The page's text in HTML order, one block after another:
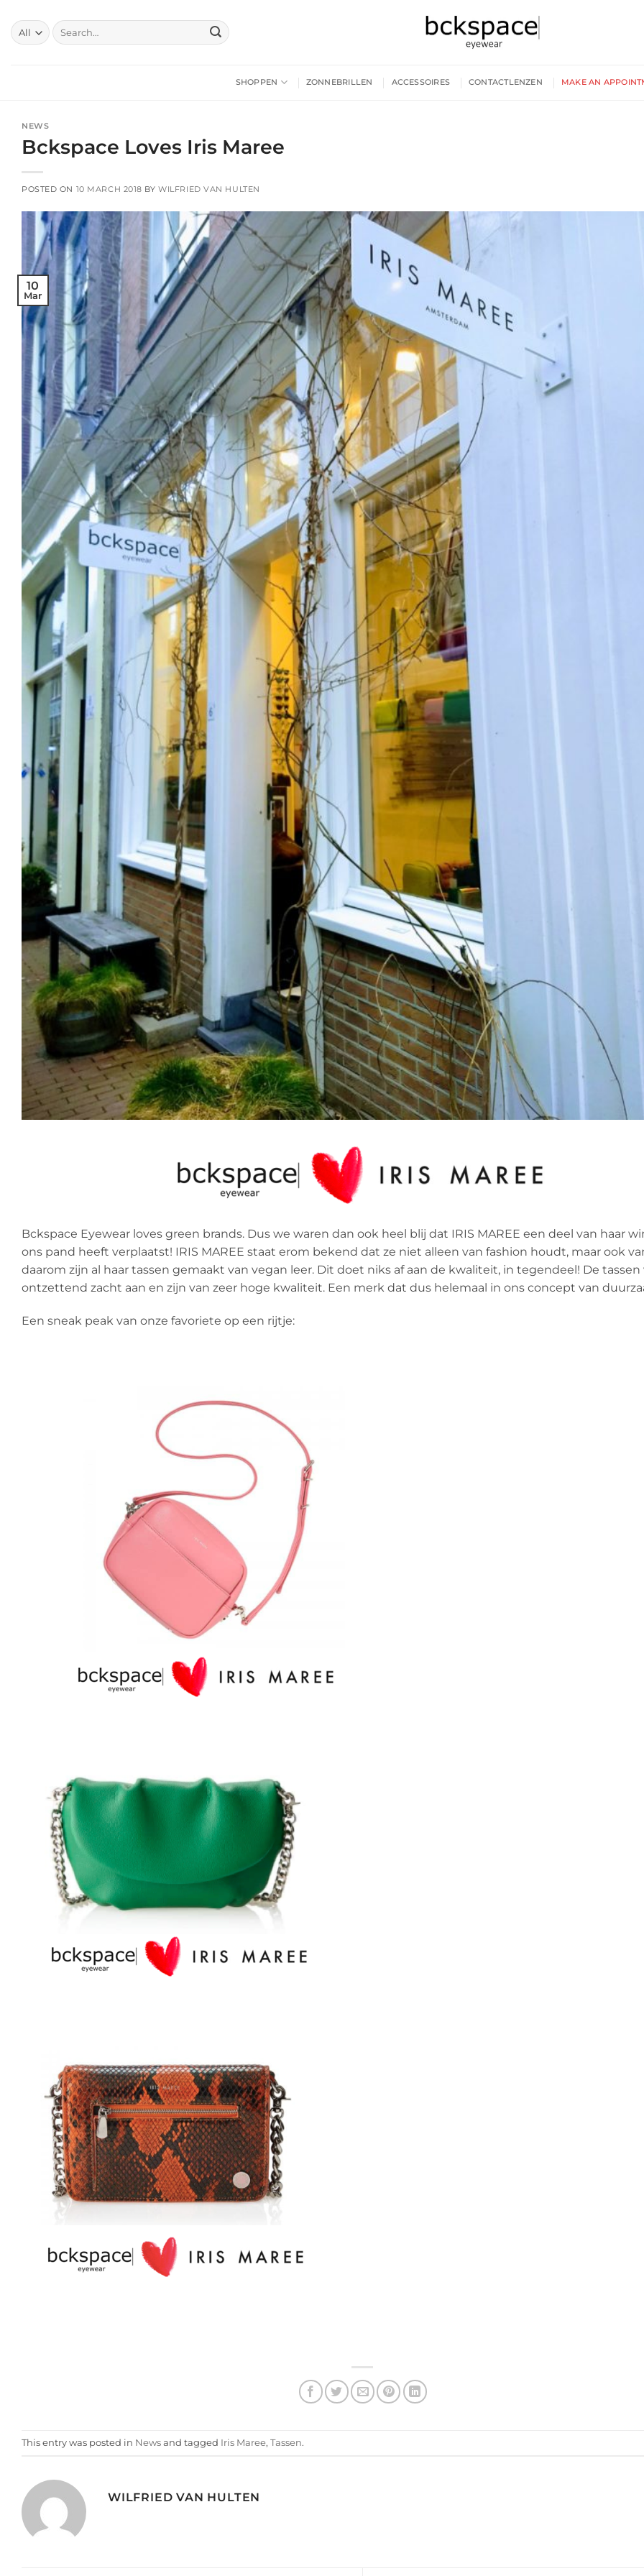
content
Search
for:
SHOPPEN ZONNEBRILLEN ACCESSOIRES CONTACTLENZEN MAKE AN
NEWS
Bckspace Loves Iris Maree
POSTED ON 10 MARCH 2018 BYWILFRIED VAN HULTEN
10
Mar
Bckspace Eyewear loves green brands. Dus we waren dan ook heel blij dat IRIS MAREE een deel van haar
ons pand heeft verplaatst! IRIS MAREE staat erom bekend dat ze niet alleen van fashion houdt, maar ook
daarom zijn al haar tassen gemaakt van vegan leer. Dit doet niks af aan de kwaliteit, in tegendeel! De tassen
ontzettend zacht aan en zijn van zeer hoge kwaliteit. Een merk dat dus helemaal in ons concept van
Een sneak peak van onze favoriete op een rijtje:
This entry was posted in News and tagged Iris Maree, Tassen.
WILFRIED VAN HULTEN